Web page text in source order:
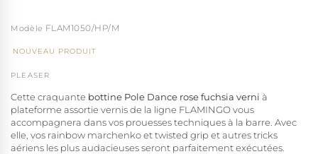
FLAM1050/HP/M
NOUVEAU PRODUIT
PLEASER
Cette craquante bottine Pole Dance rose fuchsia verni à
plateforme assortie vernis de la ligne FLAMINGO vous
accompagnera dans vos prouesses techniques à la barre. Avec
elle, vos rainbow marchenko et twisted grip et autres tricks
aériens les plus audacieuses seront parfaitement exécutées.